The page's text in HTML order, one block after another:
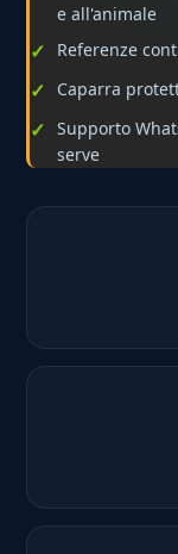
e all'animale
Referenze
Caparra
Supporto
serve